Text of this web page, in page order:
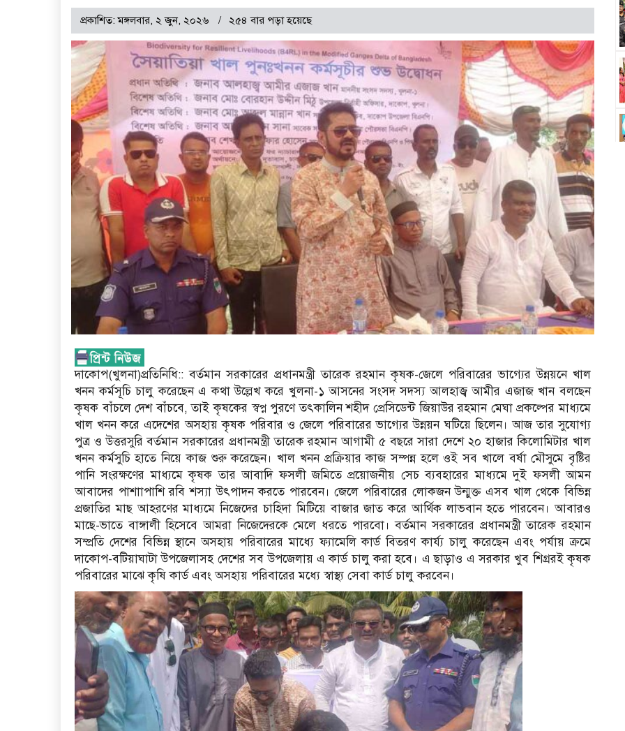
প্রকাশিত: মঙ্গলবার, ২ জুন, ২০২৬ ২৫৪ বার পড়া হয়েছে
দাকোপ(খুলনা)প্রতিনিধি:: বর্তমান সরকারের প্রধানমন্ত্রী তারেক রহমান কৃষক-জেলে পরিবারের ভাগ্যের উন্নয়নে খাল
খনন কর্মসূচি চালু করেছেন এ কথা উল্লেখ করে খুলনা-১ আসনের সংসদ সদস্য আলহাজ্ব আমীর এজাজ খান বলছেন
কৃষক বাঁচলে দেশ বাঁচবে, তাই কৃষকের স্বপ্ন পুরণে তৎকালিন শহীদ প্রেসিডেন্ট জিয়াউর রহমান মেঘা প্রকল্পের মাধ্যমে
খাল খনন করে এদেশের অসহায় কৃষক পরিবার ও জেলে পরিবারের ভাগ্যের উন্নয়ন ঘটিয়ে ছিলেন। আজ তার সুযোগ্য
পুত্র ও উত্তরসুরি বর্তমান সরকারের প্রধানমন্ত্রী তারেক রহমান আগামী ৫ বছরে সারা দেশে ২০ হাজার কিলোমিটার খাল
খনন কর্মসুচি হাতে নিয়ে কাজ শুরু করেছেন। খাল খনন প্রক্রিয়ার কাজ সম্পন্ন হলে ওই সব খালে বর্ষা মৌসুমে বৃষ্টির
পানি সংরক্ষণের মাধ্যমে কৃষক তার আবাদি ফসলী জমিতে প্রয়োজনীয় সেচ ব্যবহারের মাধ্যমে দুই ফসলী আমন
আবাদের পাশাাপাশি রবি শস্যা উৎপাদন করতে পারবেন। জেলে পরিবারের লোকজন উন্মুক্ত এসব খাল থেকে বিভিন্ন
প্রজাতির মাছ আহরণের মাধ্যমে নিজেদের চাহিদা মিটিয়ে বাজার জাত করে আর্থিক লাভবান হতে পারবেন। আবারও
মাছে-ভাতে বাঙ্গালী হিসেবে আমরা নিজেদেরকে মেলে ধরতে পারবো। বর্তমান সরকারের প্রধানমন্ত্রী তারেক রহমান
সম্প্রতি দেশের বিভিন্ন স্থানে অসহায় পরিবারের মাধ্যে ফ্যামেলি কার্ড বিতরণ কার্য্য চালু করেছেন এবং পর্যায় ক্রমে
দাকোপ-বটিয়াঘাটা উপজেলাসহ দেশের সব উপজেলায় এ কার্ড চালু করা হবে। এ ছাড়াও এ সরকার খুব শিগ্ররই কৃষক
পরিবারের মাঝে কৃষি কার্ড এবং অসহায় পরিবারের মধ্যে স্বাস্থ্য সেবা কার্ড চালু করবেন।